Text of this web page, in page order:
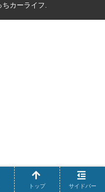
カーライフ.
トップ サイドバー